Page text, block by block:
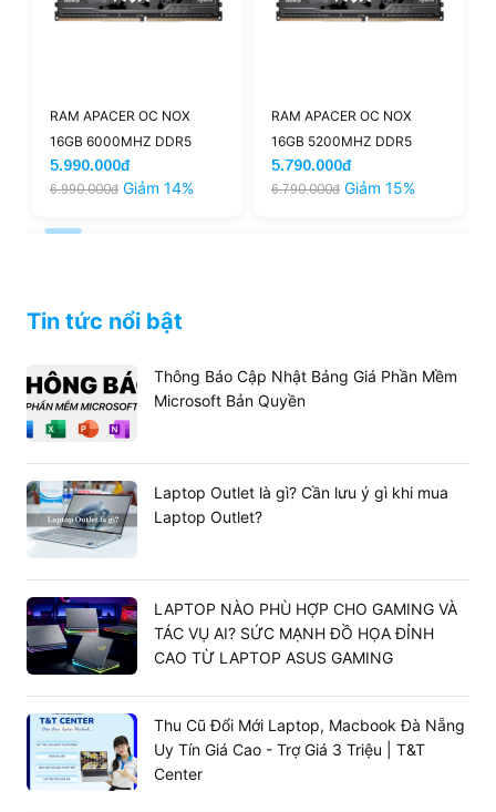
APACER OC NOX
6000MHZ DDR5
Giảm 14%
RAM APACER OC NOX
16GB 5200MHZ DDR5
5.790.000đ
6.790.000đ Giảm 15%
Tin tức nổi bật
Thông Báo Cập Nhật Bảng Giá Phần Mềm
Microsoft Bản Quyền
Laptop Outlet là gì? Cần lưu ý gì khi mua
Laptop Outlet?
LAPTOP NÀO PHÙ HỢP CHO GAMING VÀ
TÁC VỤ AI? SỨC MẠNH ĐỒ HỌA ĐỈNH
CAO TỪ LAPTOP ASUS GAMING
Thu Cũ Đổi Mới Laptop, Macbook Đà Nẵng
Uy Tín Giá Cao - Trợ Giá 3 Triệu | T&T
Center